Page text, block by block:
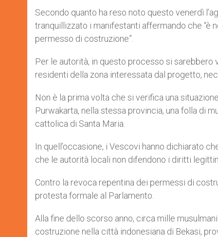
Secondo quanto ha reso noto questo venerdì
tranquillizzato i manifestanti affermando che “è
permesso di costruzione”.
Per le autorità, in questo processo si
residenti della zona interessata dal progetto,
Non è la prima volta che si verifica una
Purwakarta, nella stessa provincia, una folla di
cattolica di Santa Maria.
In quell’occasione, i Vescovi hanno dichiarato
che le autorità locali non difendono i diritti
Contro la revoca repentina dei permessi di
protesta formale al Parlamento.
Alla fine dello scorso anno, circa mille
costruzione nella città indonesiana di Bekasi,